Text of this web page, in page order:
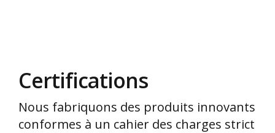
Certifications
Nous fabriquons des produits innovants
conformes à un cahier des charges strict